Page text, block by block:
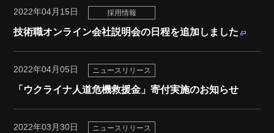
2022年04月15日 採用情報
技術職オンライン会社説明会の日程を追加しました
2022年04月05日 ニュースリリース
「ウクライナ人道危機救援金」寄付実施のお知らせ
2022年03月30日 ニュースリリース